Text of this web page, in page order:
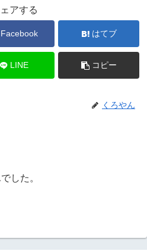
アする
Facebook はてブ
LINE コピー
くろやん
した。